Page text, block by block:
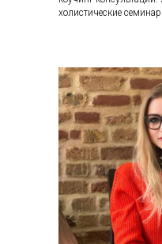
холистические